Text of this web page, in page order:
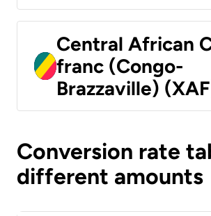
Central African
franc (Congo-
Brazzaville)
Conversion rate
different amounts